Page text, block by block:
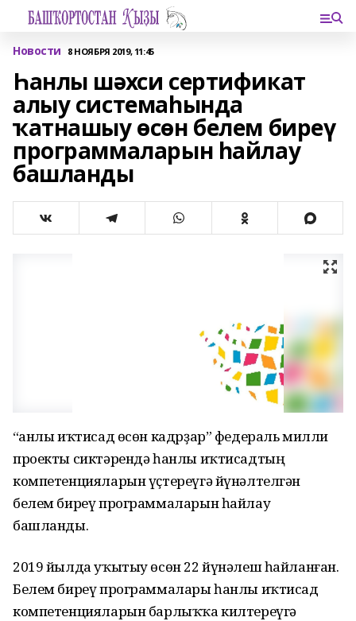
Новости 8 НОЯБРЯ 2019, 11:45
Һанлы шәхси сертификат
алыу системаһында
ҡатнашыу өсөн белем биреү
программаларын һайлау
башланды
“Һанлы иҡтисад өсөн кадрҙар” федераль милли
проекты сиктәрендә һанлы иҡтисадтың
компетенцияларын үҫтереүгә йүнәлтелгән
белем биреү программаларын һайлау
башланды.
2019 йылда уҡытыу өсөн 22 йүнәлеш һайланған.
Белем биреү программалары һанлы иҡтисад
компетенцияларын барлыҡҡа килтереүгә